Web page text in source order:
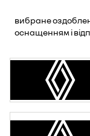
вибране
оснащенням і